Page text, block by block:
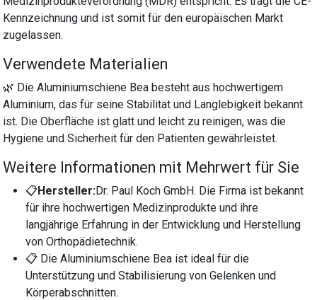
Kennzeichnung und ist somit für den europäischen Markt
zugelassen.
Verwendete Materialien
🌿 Die Aluminiumschiene Bea besteht aus hochwertigem
Aluminium, das für seine Stabilität und Langlebigkeit bekannt
ist. Die Oberfläche ist glatt und leicht zu reinigen, was die
Hygiene und Sicherheit für den Patienten gewährleistet.
Weitere Informationen mit Mehrwert für Sie
📋Hersteller:Dr. Paul Koch GmbH. Die Firma ist bekannt
für ihre hochwertigen Medizinprodukte und ihre
langjährige Erfahrung in der Entwicklung und Herstellung
von Orthopädietechnik.
📋 Die Aluminiumschiene Bea ist ideal für die
Unterstützung und Stabilisierung von Gelenken und
Körperabschnitten.